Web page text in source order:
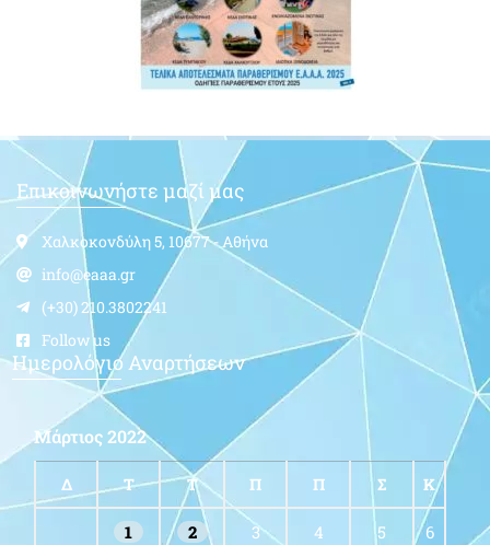
Επικοινωνήστε μαζί μας
Χαλκοκονδύλη 5, 10677 - Αθήνα
info@eaaa.gr
(+30) 210.3802241
Follow us
Ημερολόγιο Αναρτήσεων
Μάρτιος 2022
Δ Τ Τ Π Π Σ Κ
1 2 3 4 5 6